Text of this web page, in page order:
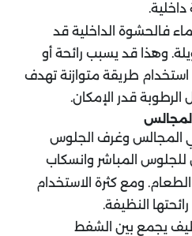
فالحشوة الداخلية قد
وهذا قد يسبب رائحة أو
طريقة متوازنة تهدف
قدر الإمكان.
المجالس وغرف الجلوس
المباشر وانسكاب
ومع كثرة الاستخدام
النظيفة.
يجمع بين الشفط